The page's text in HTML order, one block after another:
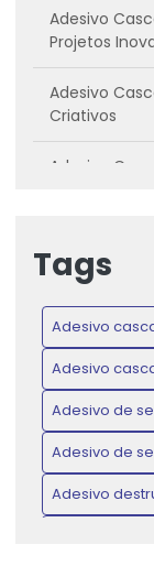
Adesivo
Projetos
Adesivo
Criativos
Adesivo
como utilizar
Adesivo
Criativos e
Adesivo
Confiança
Adesivo
Artesanato e
Tags
Adesivo
Adesivo
Adesivo de
Adesivo de
Adesivo